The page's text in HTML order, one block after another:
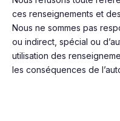
ces renseignements et
Nous ne sommes pas
ou indirect, spécial ou
utilisation des
les conséquences de